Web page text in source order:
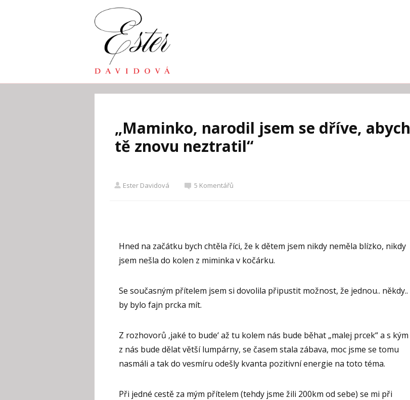
„Maminko, narodil jsem se dříve, abych
tě znovu neztratil“
Ester Davidová 5 Komentářů
Hned na začátku bych chtěla říci, že k dětem jsem nikdy neměla blízko, nikdy
jsem nešla do kolen z miminka v kočárku.
Se současným přítelem jsem si dovolila připustit možnost, že jednou.. někdy..
by bylo fajn prcka mít.
Z rozhovorů ‚jaké to bude‘ až tu kolem nás bude běhat „malej prcek“ a s kým
z nás bude dělat větší lumpárny, se časem stala zábava, moc jsme se tomu
nasmáli a tak do vesmíru odešly kvanta pozitivní energie na toto téma.
Při jedné cestě za mým přítelem (tehdy jsme žili 200km od sebe) se mi při